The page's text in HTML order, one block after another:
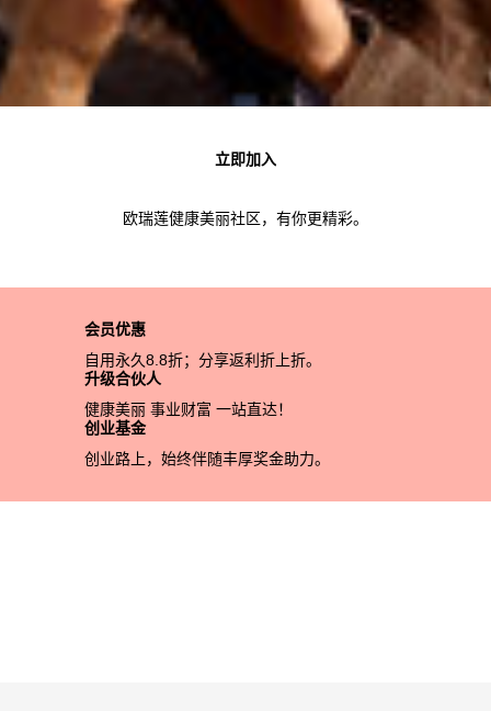
立即加入
欧瑞莲健康美丽社区，有你更精彩。
会员优惠
自用永久8.8折；分享返利折上折。
升级合伙人
健康美丽 事业财富 一站直达！
创业基金
创业路上，始终伴随丰厚奖金助力。